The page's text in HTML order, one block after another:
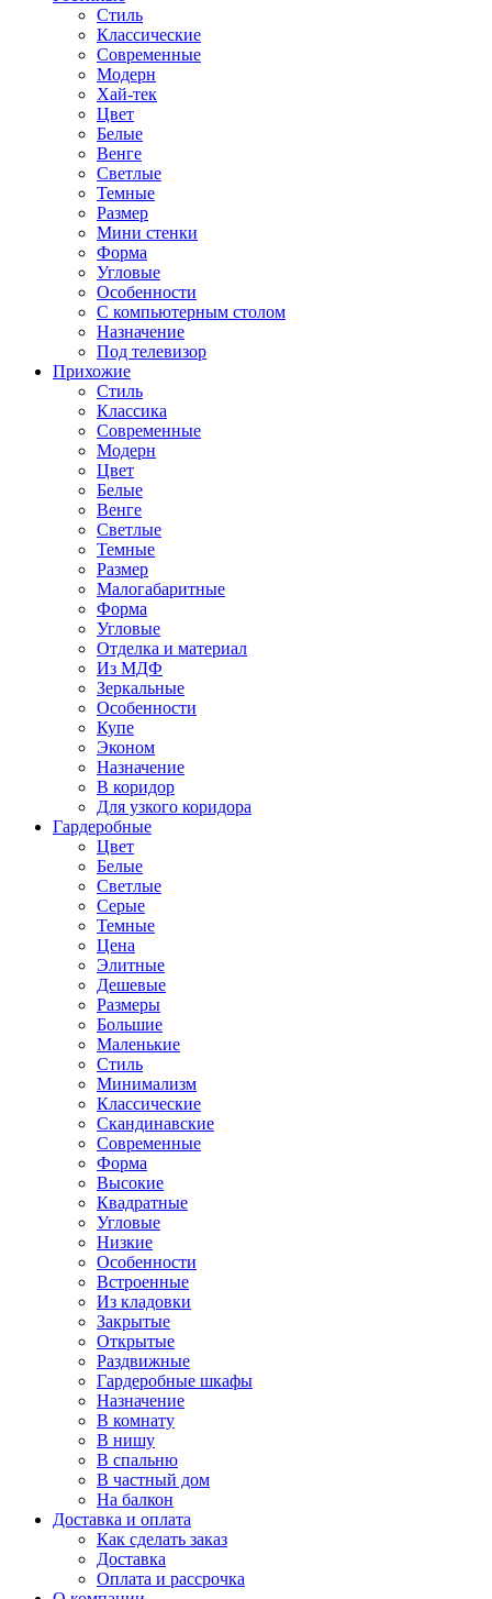
Стиль
Классические
Современные
Модерн
Хай-тек
Цвет
Белые
Венге
Светлые
Темные
Размер
Мини стенки
Форма
Угловые
Особенности
С компьютерным столом
Назначение
Под телевизор
Прихожие
Стиль
Классика
Современные
Модерн
Цвет
Белые
Венге
Светлые
Темные
Размер
Малогабаритные
Форма
Угловые
Отделка и материал
Из МДФ
Зеркальные
Особенности
Купе
Эконом
Назначение
В коридор
Для узкого коридора
Гардеробные
Цвет
Белые
Светлые
Серые
Темные
Цена
Элитные
Дешевые
Размеры
Большие
Маленькие
Стиль
Минимализм
Классические
Скандинавские
Современные
Форма
Высокие
Квадратные
Угловые
Низкие
Особенности
Встроенные
Из кладовки
Закрытые
Открытые
Раздвижные
Гардеробные шкафы
Назначение
В комнату
В нишу
В спальню
В частный дом
На балкон
Доставка и оплата
Как сделать заказ
Доставка
Оплата и рассрочка